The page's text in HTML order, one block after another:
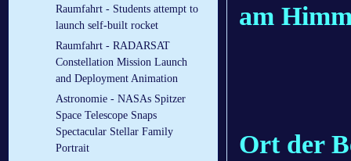
Raumfahrt - Students attempt to
launch self-built rocket
Raumfahrt - RADARSAT
Constellation Mission Launch
and Deployment Animation
Astronomie - NASAs Spitzer
Space Telescope Snaps
Spectacular Stellar Family
Portrait
am
Ort der